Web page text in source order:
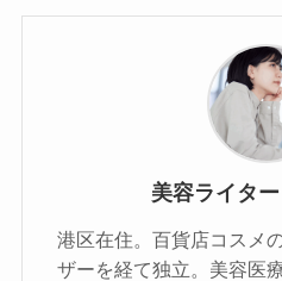
美容ライタ
港区在住。百貨店コスメ
ザーを経て独立。美容医